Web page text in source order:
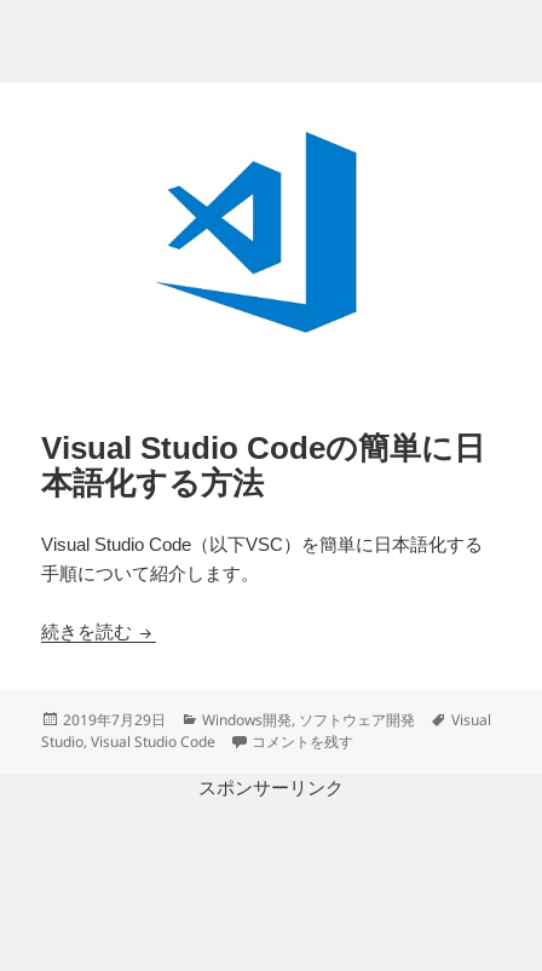
Visual Studio Codeの簡単に日
本語化する方法
Visual Studio Code（以下VSC）を簡単に日本語化する
手順について紹介します。
続きを読む Visual Studio Codeの簡単に日本語化する方法
投
稿
2019年7月29日
カ
テ
リ
Windows開発, ソフトウェア開発
タ
Visual
Studio,Visual Studio Code Visual Studio Codeの簡単に日本語化する方
コメントを残す
スポンサーリンク